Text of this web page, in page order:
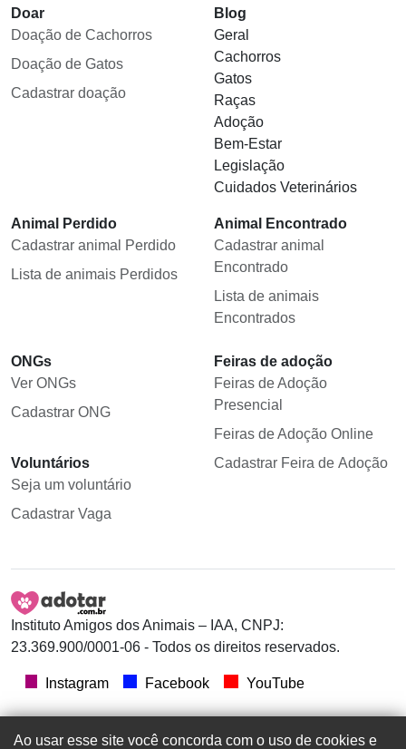
Doar
Doação de Cachorros
Doação de Gatos
Cadastrar doação
Blog
Geral
Cachorros
Gatos
Raças
Adoção
Bem-Estar
Legislação
Cuidados Veterinários
Animal Perdido
Cadastrar animal Perdido
Lista de animais Perdidos
Animal Encontrado
Cadastrar animal
Encontrado
Lista de animais
Encontrados
ONGs
Ver ONGs
Cadastrar ONG
Voluntários
Seja um voluntário
Cadastrar Vaga
Feiras de adoção
Feiras de Adoção
Presencial
Feiras de Adoção Online
Cadastrar Feira de Adoção
Instituto Amigos dos Animais – IAA, CNPJ:
23.369.900/0001-06 - Todos os direitos reservados.
Instagram Facebook YouTube
Ao usar esse site você concorda com o uso de cookies e